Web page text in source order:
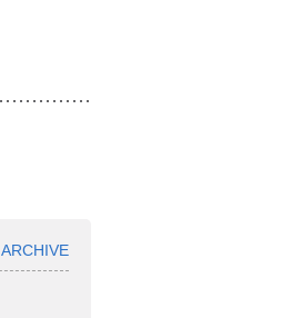
ARCHIVE